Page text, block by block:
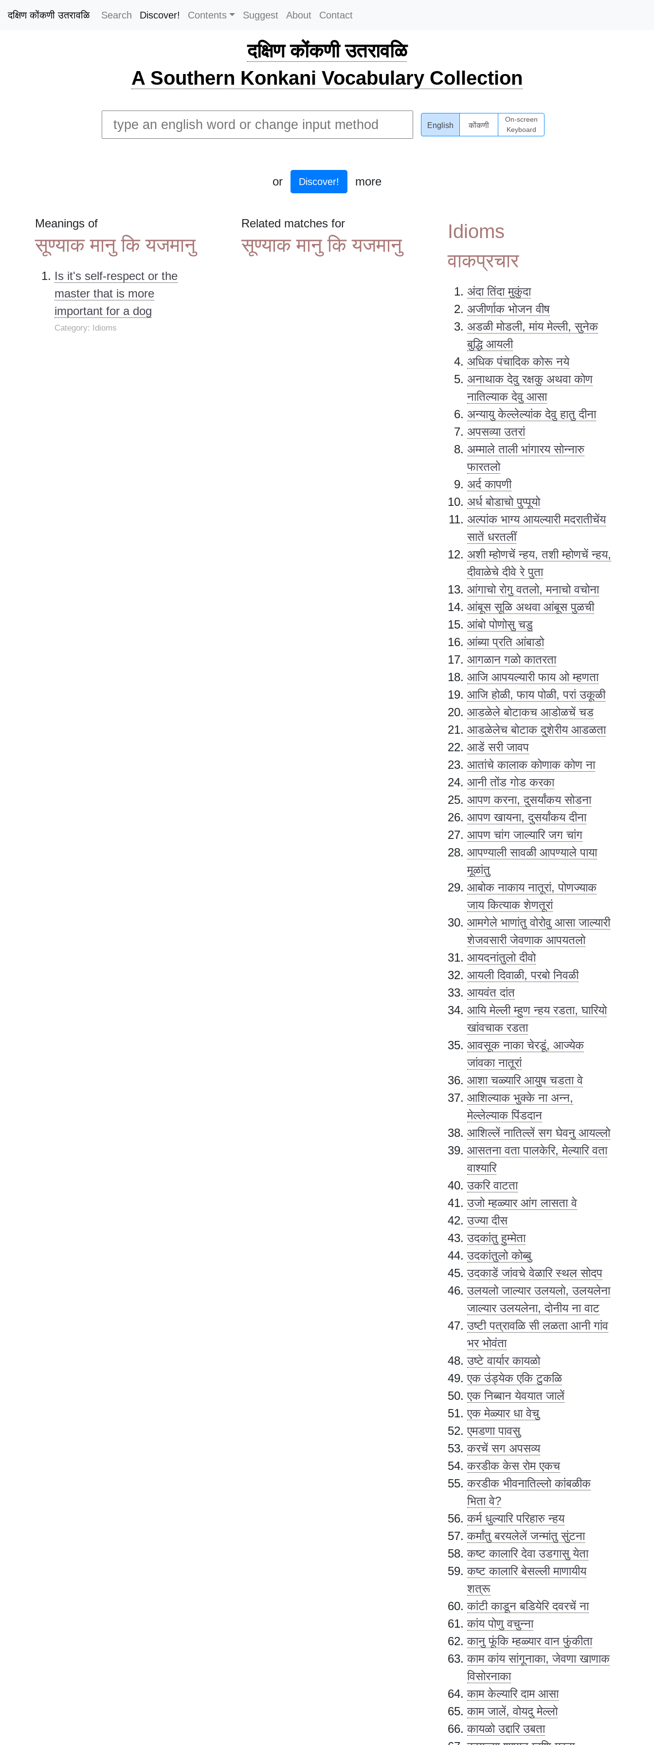
दक्षिण कोंकणी उतरावळि Search Discover! Contents Suggest About Contact
दक्षिण कोंकणी उतरावळि
A Southern Konkani Vocabulary Collection
English कोंकणी
On-screen
Keyboard
or Discover! more
Meanings of
सूण्याक मानु कि यजमानु
Is it's self-respect or the
master that is more
important for a dog
Category: Idioms
Related matches for
सूण्याक मानु कि यजमानु
Idioms
वाकप्रचार
अंदा तिंदा मुकुंदा
अजीर्णाक भोजन वीष
अडळी मोडली, मांय मेल्ली, सुनेक
बुद्धि आयली
अधिक पंचादिक कोरू नये
अनाथाक देवु रक्षकु अथवा कोण
नातिल्याक देवु आसा
अन्यायु केल्लेल्यांक देवु हातु दीना
अपसव्या उतरां
अम्माले ताली भांगारय सोन्नारु
फारतलो
अर्द कापणी
अर्ध बोडाचो पुप्पूयो
अल्पांक भाग्य आयल्यारी मदरातीचेंय
सातें धरतलीं
अशी म्होणचें न्हय, तशी म्होणचें न्हय,
दीवाळेचे दीवे रे पुता
आंगाचो रोगु वतलो, मनाचो वचोना
आंबूस सूळि अथवा आंबूस पुळची
आंबो पोणोसु चडु
आंब्या प्रति आंबाडो
आगळान गळो कातरता
आजि आपयल्यारी फाय ओ म्हणता
आजि होळी, फाय पोळी, परां उकूळी
आडळेले बोटाकच आडोळचें चड
आडळेलेच बोटाक दुशेरीय आडळता
आडें सरी जावप
आतांचे कालाक कोणाक कोण ना
आनी तोंड गोड करका
आपण करना, दुसर्यांकय सोडना
आपण खायना, दुसर्यांकय दीना
आपण चांग जाल्यारि जग चांग
आपण्याली सावळी आपण्याले पाया
मूळांतु
आबोक नाकाय नातूरां, पोणज्याक
जाय कित्याक शेणतूरां
आमगेले भाणांतु वोरोवु आसा जाल्यारी
शेजवसारी जेवणाक आपयतलो
आयदनांतुलो दीवो
आयली दिवाळी, परबो निवळी
आयवंत दांत
आयि मेल्ली म्हुण न्हय रडता, घारियो
खांवचाक रडता
आवसूक नाका चेरडूं, आज्येक
जांवका नातूरां
आशा चळ्यारि आयुष चडता वे
आशिल्याक भुक्के ना अन्न,
मेल्लेल्याक पिंडदान
आशिल्लें नातिल्लें सग घेवनु आयल्लो
आसतना वता पालकेरि, मेल्यारि वता
वाश्यारि
उकरि वाटता
उजो म्हळ्यार आंग लासता वे
उज्या दीस
उदकांतु हुम्मेता
उदकांतुलो कोब्बु
उदकाडें जांवचे वेळारि स्थल सोदप
उलयलो जाल्यार उलयलो, उलयलेना
जाल्यार उलयलेना, दोनीय ना वाट
उष्टी पत्रावळि सी लळता आनी गांव
भर भोवंता
उष्टे वार्यार कायळो
एक उंड्येक एकि टुकळि
एक निब्बान येवयात जालें
एक मेळ्यार धा वेचु
एमडणा पावसु
करचें सग अपसव्य
करडीक केस रोम एकच
करडीक भीवनातिल्लो कांबळीक
भिता वे?
कर्म धुल्यारि परिहारु न्हय
कर्मांतु बरयलेलें जन्मांतु सुंटना
कष्ट कालारि देवा उडगासु येता
कष्ट कालारि बेसल्ली माणायीय
शत्रू
कांटी काडून बडियेरि दवरचें ना
कांय पोणु वचुन्ना
कानु फूंकि म्हळ्यार वान फुंकीता
काम कांय सांगूनाका, जेवणा खाणाक
विसोरनाका
काम केल्यारि दाम आसा
काम जालें, वोयदु मेल्लो
कायळो उद्दारि उबता